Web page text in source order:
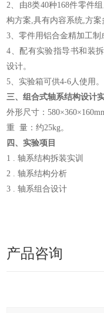
2、由8类40种168件零件
构方案,具有内容系统,方案
3、零件用铝合金精加工制
4、配有实验指导书和装
设计。
5、实验箱可供4-6人使用。
三、组合式轴系结构设计
外形尺寸：
重 量：约25kg。
四、实验项目
1 . 轴系结构拆装实训
2 . 轴系结构分析
3 . 轴系组合设计
产品咨询